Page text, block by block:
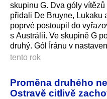
skupinu G. Dva góly
přidali De Bruyne, Lukaku
poprvé postoupil do
s Austrálií. Ve skupině G
druhý. Gól Íránu v
tento rok
Proměna druhého
Ostravě citlivě